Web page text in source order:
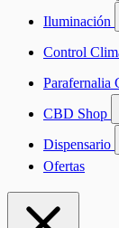
Iluminación
Control
Parafernalia
CBD Shop
Dispensario
Ofertas